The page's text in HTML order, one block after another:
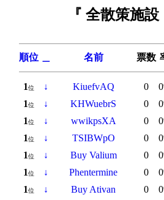
『 全散策施
順位 名前 票数
1位 ↓ KiuefvAQ 0 0
1位 ↓ KHWuebrS 0 0
1位 ↓ wwikpsXA 0 0
1位 ↓ TSIBWpO 0 0
1位 ↓ Buy Valium 0 0
1位 ↓ Phentermine 0 0
1位 ↓ Buy Ativan 0 0